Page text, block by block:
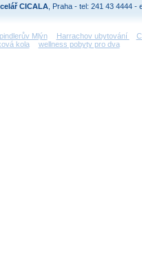
CICALA , Praha - tel: 241 43 4444 -
Mlýn Harrachov ubytování
kola wellness pobyty pro dva